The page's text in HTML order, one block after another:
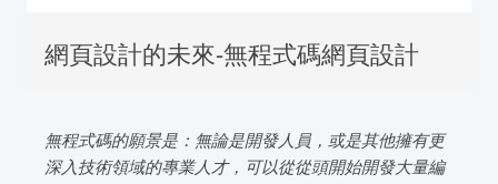
網頁設計的未來-無程式碼網頁設計
無程式碼的願景是：無論是開發人員，或是其他擁有更
深入技術領域的專業人才，可以從從頭開始開發大量編